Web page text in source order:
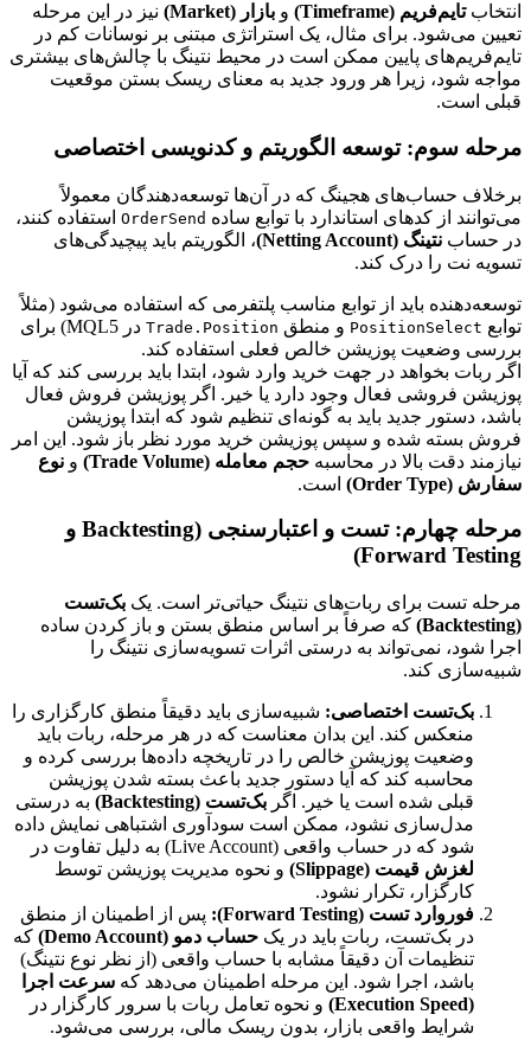
انتخابتایم‌فریم (Timeframe) و بازار (Market)
نیز در این مرحله
تعیین می‌شود. برای مثال، یک استراتژی مبتنی بر نوسانات کم در
تایم‌فریم‌های پایین ممکن است در محیط نتینگ با چالش‌های بیشتری
مواجه شود، زیرا هر ورود جدید به معنای ریسک بستن موقعیت
قبلی است.
مرحله سوم: توسعه الگوریتم و کدنویسی اختصاصی
برخلاف حساب‌های هجینگ که در آن‌ها توسعه‌دهندگان معمولاً
می‌توانند از کدهای استاندارد با توابع ساده OrderSend استفاده کنند،
در حساب نتینگ (Netting Account)
، الگوریتم باید پیچیدگی‌های
تسویه نت را درک کند.
توسعه‌دهنده باید از توابع مناسب پلتفرمی که استفاده می‌شود (مثلاً
توابع PositionSelect و منطق Trade.Position
در MQL5) برای
بررسی وضعیت پوزیشن خالص فعلی استفاده کند.
اگر ربات بخواهد در جهت خرید وارد شود، ابتدا باید بررسی کند که آیا
پوزیشن فروشی فعال وجود دارد یا خیر. اگر پوزیشن فروش فعال
باشد، دستور جدید باید به گونه‌ای تنظیم شود که ابتدا پوزیشن
فروش بسته شده و سپس پوزیشن خرید مورد نظر باز شود. این امر
نیازمند دقت بالا در محاسبه حجم معامله (Trade Volume) و نوع
سفارش (Order Type)
است.
مرحله چهارم: تست و اعتبارسنجی (Backtesting و
Forward Testing)
مرحله تست برای ربات‌های نتینگ حیاتی‌تر است. یک بک‌تست
(Backtesting)
که صرفاً بر اساس منطق بستن و باز کردن ساده
اجرا شود، نمی‌تواند به درستی اثرات تسویه‌سازی نتینگ را
شبیه‌سازی کند.
بک‌تست اختصاصی: شبیه‌سازی باید دقیقاً منطق کارگزاری را
منعکس کند. این بدان معناست که در هر مرحله، ربات باید
وضعیت پوزیشن خالص را در تاریخچه داده‌ها بررسی کرده و
محاسبه کند که آیا دستور جدید باعث بسته شدن پوزیشن
قبلی شده است یا خیر. اگر بک‌تست (Backtesting)
به درستی
مدل‌سازی نشود، ممکن است سودآوری اشتباهی نمایش داده
شود که در حساب واقعی (Live Account) به دلیل تفاوت در
لغزش قیمت (Slippage)
و نحوه مدیریت پوزیشن توسط
کارگزار، تکرار نشود.
فوروارد تست (Forward Testing):
پس از اطمینان از منطق
در بک‌تست، ربات باید در یک حساب دمو (Demo Account)
که
تنظیمات آن دقیقاً مشابه با حساب واقعی (از نظر نوع نتینگ)
باشد، اجرا شود. این مرحله اطمینان می‌دهد که سرعت اجرا
(Execution Speed)
و نحوه تعامل ربات با سرور کارگزار در
شرایط واقعی بازار، بدون ریسک مالی، بررسی می‌شود.